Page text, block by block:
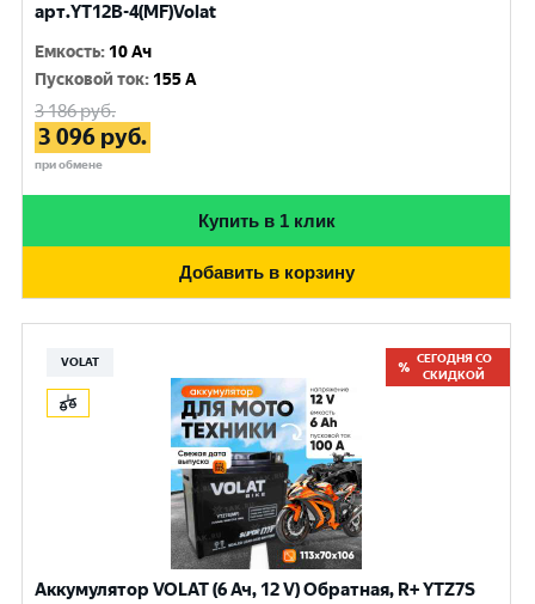
арт.YT12B-4(MF)Volat
Емкость: 10 Ач
Пусковой ток: 155 A
3 186руб.
3 096 руб.
при обмене
Купить в 1 клик
Добавить в корзину
VOLAT
СЕГОДНЯ СО
СКИДКОЙ
Аккумулятор VOLAT (6 Ач, 12 V) Обратная, R+ YTZ7S